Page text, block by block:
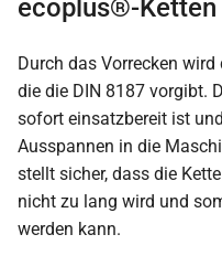
ecoplus®-
Durch das Vorrecken
die die DIN 8187 vorgibt.
sofort einsatzbereit ist
Ausspannen in die
stellt sicher, dass die
nicht zu lang wird und
werden kann.